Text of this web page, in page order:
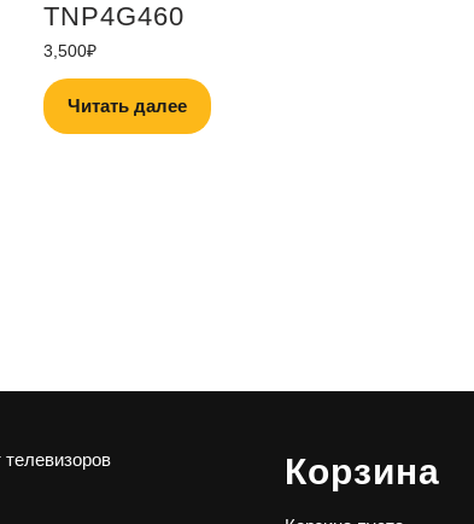
TNP4G460
3,500₽
Читать далее
телевизоров Корзина